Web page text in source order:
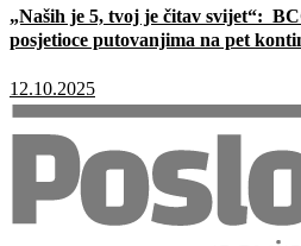
„Naših je 5, tvoj je čitav svijet“:
posjetioce putovanjima na pet
12.10.2025